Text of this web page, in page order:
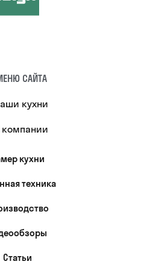
САЙТА
кухни
компании
кухни
техника
Статьи